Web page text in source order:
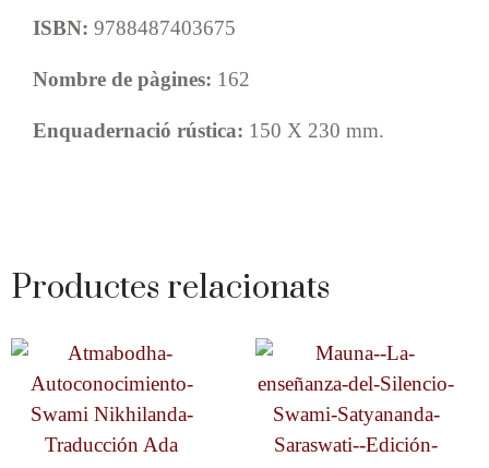
ISBN: 9788487403675
Nombre de pàgines: 162
Enquadernació rústica: 150 X 230 mm.
Productes relacionats